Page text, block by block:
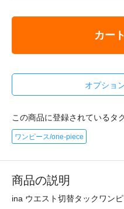
カー
オプショ
この商品に登録されているタ
ワンピース/one-piece
商品の説明
ina ウエスト切替タックワン